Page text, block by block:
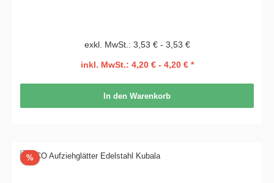
exkl. MwSt.: 3,53 € - 3,53 €
inkl. MwSt.: 4,20 € - 4,20 € *
In den Warenkorb
%Rabatt